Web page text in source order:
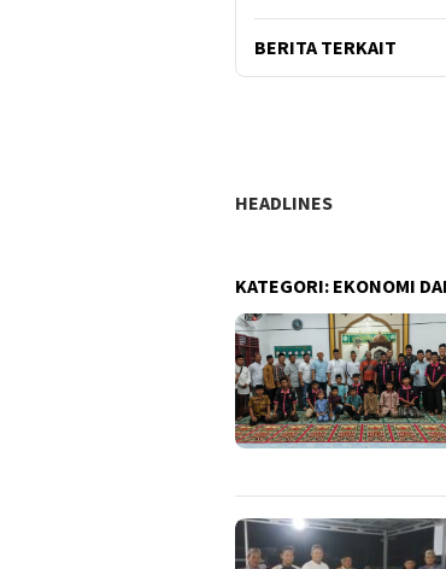
BERITA TERKAIT
HEADLINES
KATEGORI: EKONOMI